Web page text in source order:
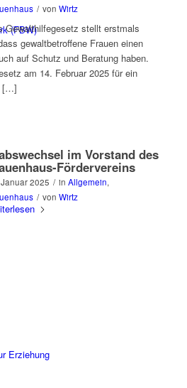
(FBW)
Erziehung
/ von Wirtz
Gewalthilfegesetz stellt erstmals
gewaltbetroffene Frauen einen
auf Schutz und Beratung haben.
am 14. Februar 2025 für ein
[…]
im Vorstand des
Fördervereins
2025 / in Allgemein,
/ von Wirtz